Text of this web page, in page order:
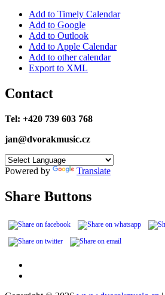
Add to Timely Calendar
Add to Google
Add to Outlook
Add to Apple Calendar
Add to other calendar
Export to XML
Contact
Tel: +420 739 603 768
jan@dvorakmusic.cz
Powered by Translate
Share Buttons